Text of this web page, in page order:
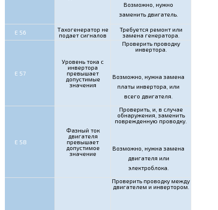
Возможно, нужно
заменить двигатель.
Е 56
Тахогенератор не
подает сигналов
Требуется ремонт или
замена генератора.
Е 57
Уровень тока с
инвертора
превышает
допустимые
значения
Проверить проводку
инвертора.
Возможно, нужна замена
платы инвертора, или
всего двигателя.
Е 58
Фазный ток
двигателя
превышает
допустимое
значение
Проверить, и, в случае
обнаружения, заменить
поврежденную проводку.
Возможно, нужна замена
двигателя или
электроблока.
Проверить проводку между
двигателем и инвертором.